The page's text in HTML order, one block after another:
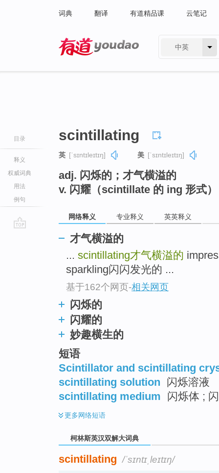
词典 翻译 有道精品课 云笔记
中英
目录
释义
权威词典
用法
例句
scintillating
英 [ˈsɪntɪleɪtɪŋ] 美 [ˈsɪntɪleɪtɪŋ]
adj. 闪烁的；才气横溢的
v. 闪耀（scintillate 的 ing 形式）
网络释义 专业释义 英英释义
才气横溢的
... scintillating才气横溢的
sparkling闪闪发光的 ...
基于162个网页-相关网页
闪烁的
闪耀的
妙趣横生的
短语
Scintillator and scintillating
scintillating solution 闪烁溶液
scintillating medium 闪烁体 ;
更多网络短语
柯林斯英汉双解大词典
scintillating /ˈsɪntɪˌleɪtɪŋ/